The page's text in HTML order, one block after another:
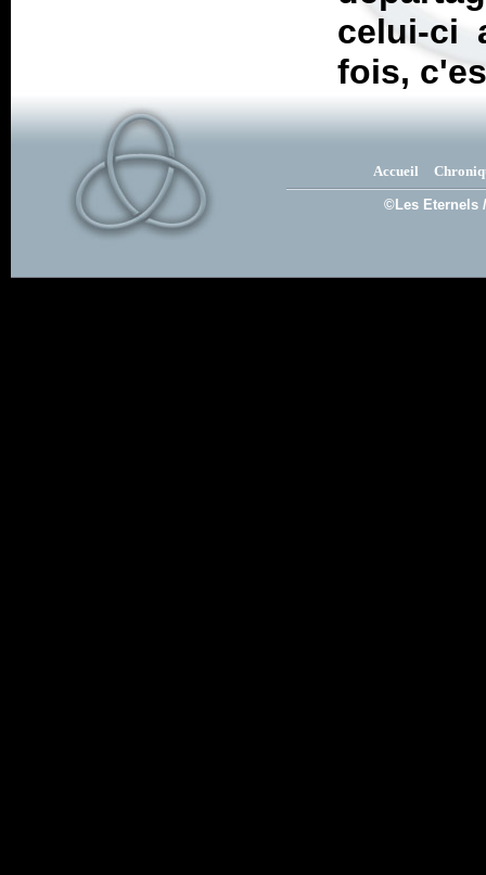
celui-ci
fois,
Accueil
©Les Eternels